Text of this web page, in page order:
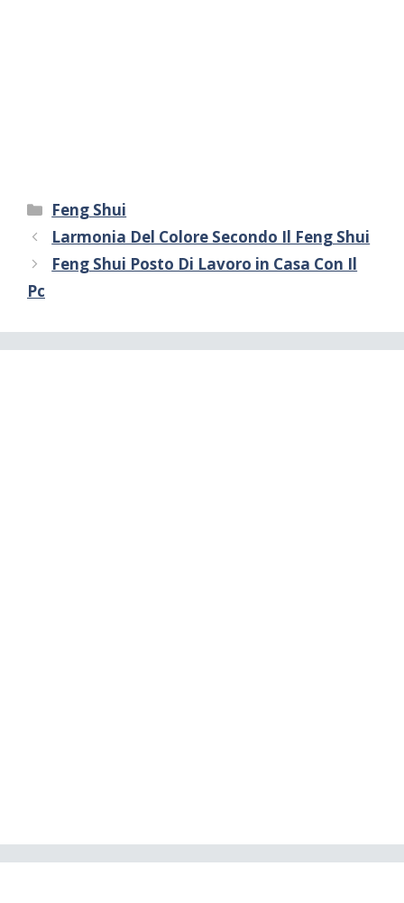
Categorie
Feng Shui
Larmonia Del Colore Secondo Il Feng Shui
Feng Shui Posto Di Lavoro in Casa Con Il
Pc